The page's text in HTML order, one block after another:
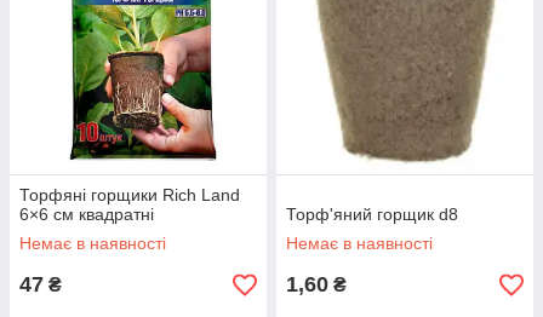
Торфяні горщики Rich Land
6×6 см квадратні
Немає в наявності
47 ₴
Торф'яний горщик d8
Немає в наявності
1,60 ₴